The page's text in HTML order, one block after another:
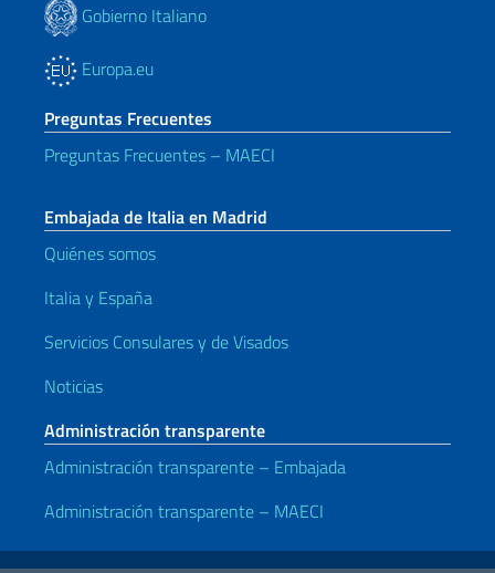
Gobierno Italiano
Europa.eu
Preguntas Frecuentes
Preguntas Frecuentes – MAECI
Embajada de Italia en Madrid
Quiénes somos
Italia y España
Servicios Consulares y de Visados
Noticias
Administración transparente
Administración transparente – Embajada
Administración transparente – MAECI